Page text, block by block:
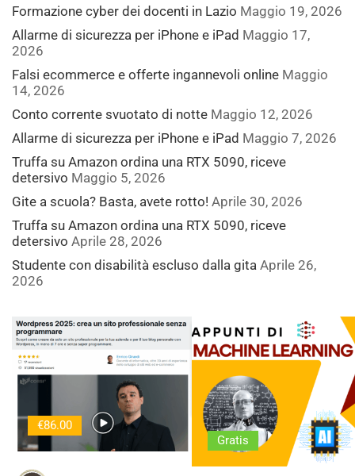
Formazione cyber dei docenti in Lazio Maggio 19, 2026
Allarme di sicurezza per iPhone e iPad Maggio 17,
2026
Falsi ecommerce e offerte ingannevoli online Maggio
14, 2026
Conto corrente svuotato di notte Maggio 12, 2026
Allarme di sicurezza per iPhone e iPad Maggio 7, 2026
Truffa su Amazon ordina una RTX 5090, riceve
detersivo Maggio 5, 2026
Gite a scuola? Basta, avete rotto! Aprile 30, 2026
Truffa su Amazon ordina una RTX 5090, riceve
detersivo Aprile 28, 2026
Studente con disabilità escluso dalla gita Aprile 26,
2026
€86.00
Gratis